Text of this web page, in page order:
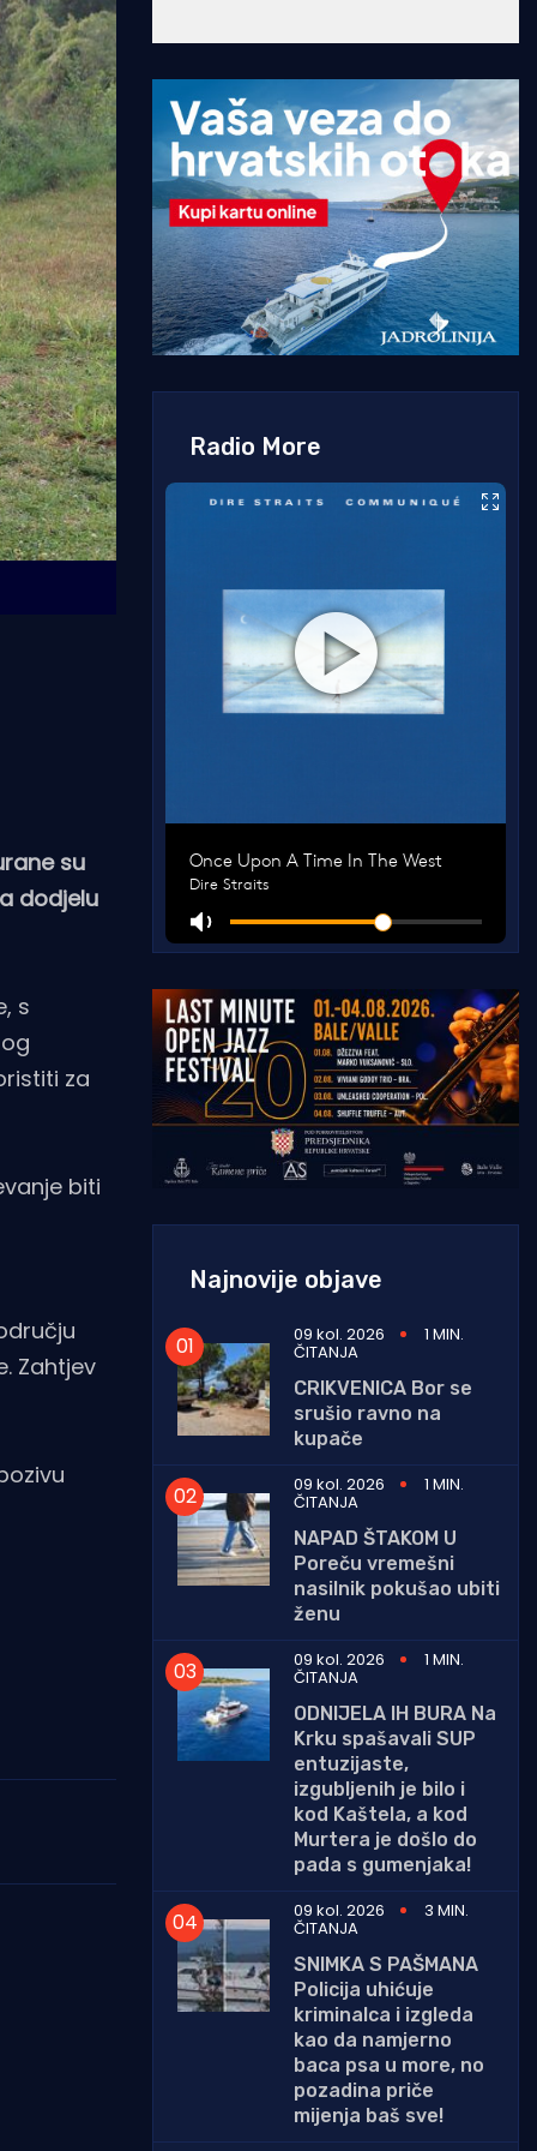
su
dodjelu
s
za
biti
Zahtjev
Radio More
Najnovije objave
09 kol. 2026 1 MIN.
ČITANJA
CRIKVENICA Bor se
srušio ravno na
kupače
09 kol. 2026
1 MIN.
ČITANJA
NAPAD ŠTAKOM U
Poreču vremešni
nasilnik pokušao ubiti
ženu
09 kol. 2026
1 MIN.
ČITANJA
ODNIJELA IH BURA Na
Krku spašavali SUP
entuzijaste,
izgubljenih je bilo i
kod Kaštela, a kod
Murtera je došlo do
pada s gumenjaka!
09 kol. 2026
3 MIN.
ČITANJA
SNIMKA S PAŠMANA
Policija uhićuje
kriminalca i izgleda
kao da namjerno
baca psa u more, no
pozadina priče
mijenja baš sve!